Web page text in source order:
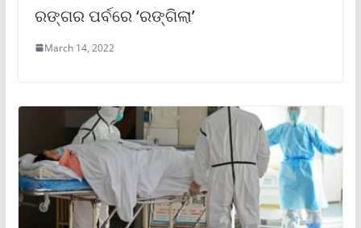
ରଙ୍ଗର ପର୍ବରେ ‘ରଙ୍ଗିଲା’
March 14, 2022